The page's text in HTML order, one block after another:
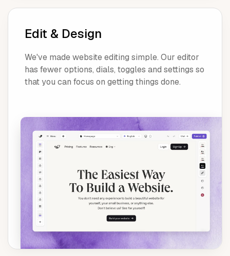
Edit & Design
We've made website editing simple. Our editor
has fewer options, dials, toggles and settings so
that you can focus on getting things done.